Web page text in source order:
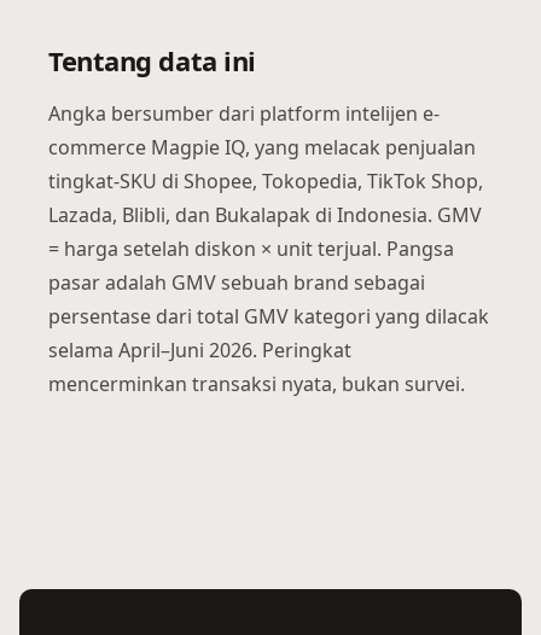
Tentang data ini
Angka bersumber dari platform intelijen e-
commerce Magpie IQ, yang melacak penjualan
tingkat-SKU di Shopee, Tokopedia, TikTok Shop,
Lazada, Blibli, dan Bukalapak di Indonesia. GMV
= harga setelah diskon × unit terjual. Pangsa
pasar adalah GMV sebuah brand sebagai
persentase dari total GMV kategori yang dilacak
selama April–Juni 2026. Peringkat
mencerminkan transaksi nyata, bukan survei.